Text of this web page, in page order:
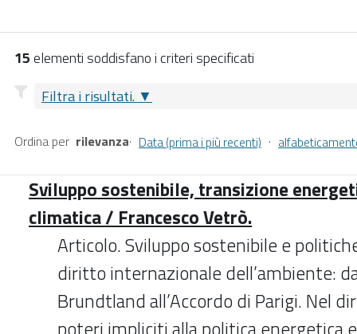
15elementi soddisfano i criteri specificati
Filtra i risultati.
Ordina per rilevanza· Data (prima i più recenti) ·
Sviluppo sostenibile, transizione
climatica / Francesco Vetrò.
Articolo. Sviluppo sostenibile e
diritto internazionale dell’ambiente:
Brundtland all’Accordo di Parigi. Nel